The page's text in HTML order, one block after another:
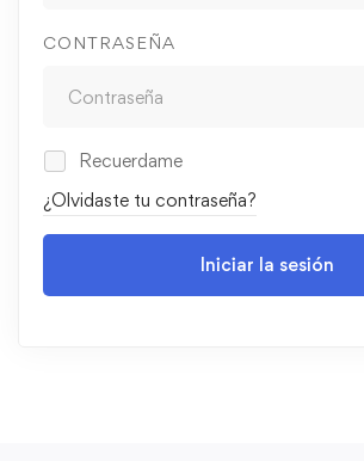
CONTRASEÑA
Recuerdame
¿Olvidaste tu contraseña?
Iniciar la sesión